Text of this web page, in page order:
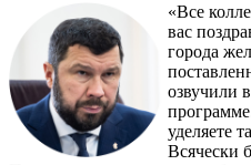
«Все
вас
города
озвучили
уделяете
Всячески